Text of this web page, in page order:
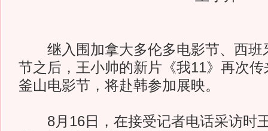
继入围加拿大多伦多电影节、西班
节之后，王小帅的新片《我11》再次
釜山电影节，将赴韩参加展映。
8月16日，在接受记者电话采访时